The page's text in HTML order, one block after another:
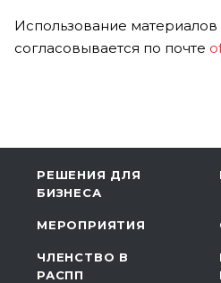
Использование материалов
согласовывается по почте
РЕШЕНИЯ ДЛЯ
БИЗНЕСА
МЕРОПРИЯТИЯ
ЧЛЕНСТВО В
РАСПП